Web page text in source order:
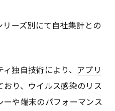
ーズ別にて自社集計との
独自技術により、 アプリ
り、ウイルス感染のリス
や端末のパフォーマンス